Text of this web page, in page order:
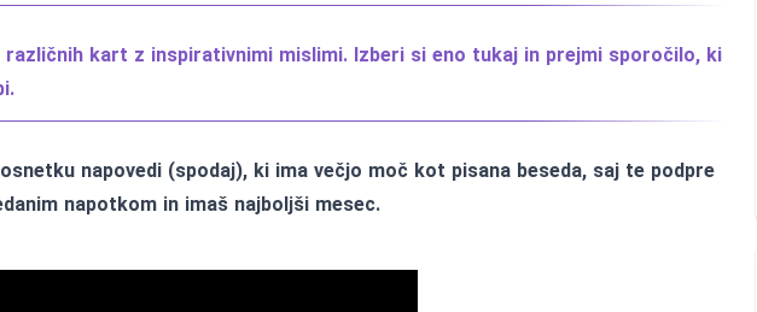
kart z inspirativnimi mislimi. Izberi si eno tukaj in prejmi sporočilo, ki
napovedi (spodaj), ki ima večjo moč kot pisana beseda, saj te podpre
napotkom in imaš najboljši mesec.